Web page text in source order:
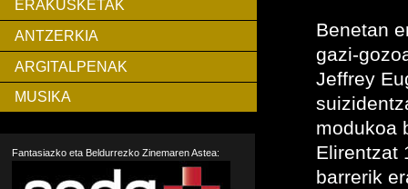
ERAKUSKETAK
ANTZERKIA
ARGITALPENAK
MUSIKA
Fantasiazko eta Beldurrezko Zinemaren Astea:
Benetan
gazi-
Jeffrey
modukoa
Elirentzat
barrerik